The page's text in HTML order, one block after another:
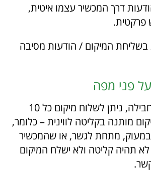
דרך המכשיר עצמו איטית,
פרקטית.
המיקום / הודעות מסיבה
פני מפה
כאמור, בהתאם לחבילה, ניתן לשלוח מיקום כל 10
מותנה בקליטה לווינית – כלומר,
מתחת לגשר, או שהמכשיר
תהיה קליטה ולא ישלח המיקום